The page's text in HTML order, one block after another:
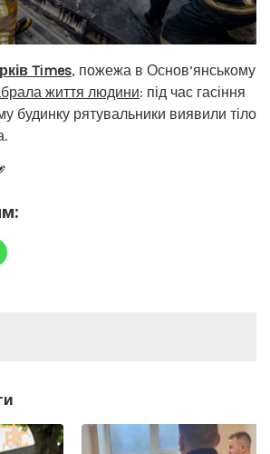
Times, пожежа в Основ’янському
життя людини: під час гасіння
будинку рятувальники виявили тіло